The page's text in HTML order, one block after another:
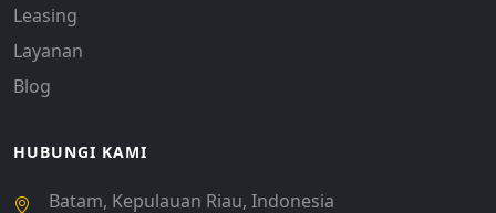
Leasing
Layanan
Blog
HUBUNGI KAMI
Batam, Kepulauan Riau, Indonesia